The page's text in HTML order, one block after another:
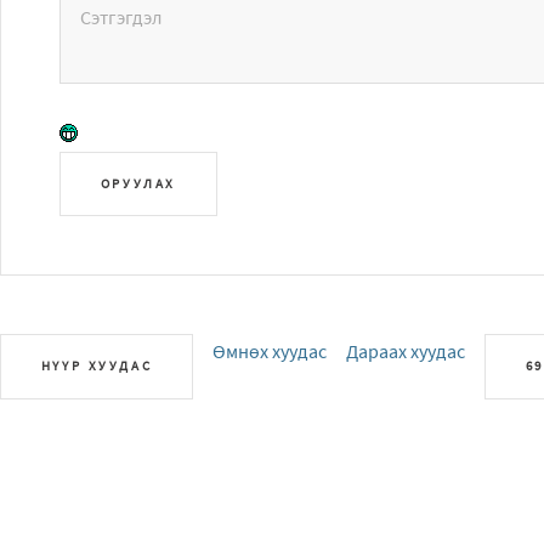
ОРУУЛАХ
НҮҮР ХУУДАС
Өмнөх хуудас Дараах хуудас